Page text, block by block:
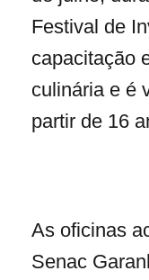
Festival de
capacitação
culinária e é
partir de 16
As oficinas
Senac